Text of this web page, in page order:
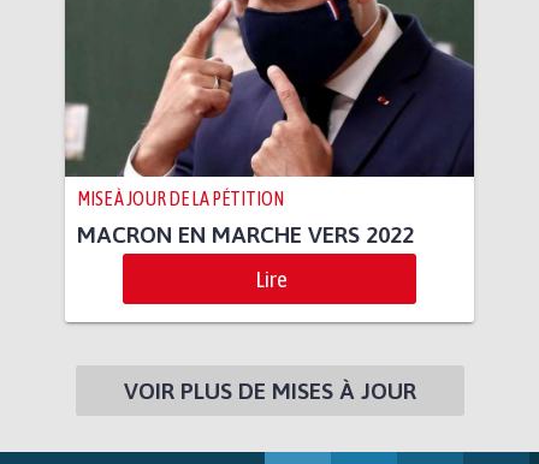
MISE À JOUR DE LA PÉTITION
MACRON EN MARCHE VERS 2022
Lire
VOIR PLUS DE MISES À JOUR